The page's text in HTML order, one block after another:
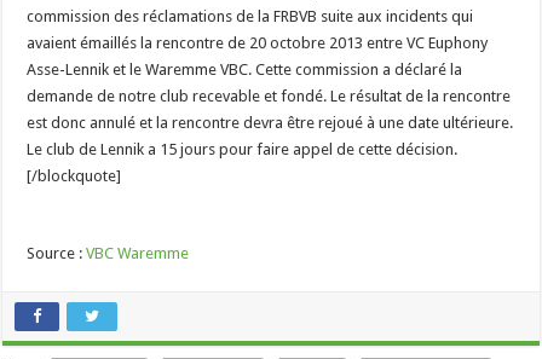
commission des réclamations de la FRBVB suite aux incidents qui
avaient émaillés la rencontre de 20 octobre 2013 entre VC Euphony
Asse-Lennik et le Waremme VBC. Cette commission a déclaré la
demande de notre club recevable et fondé. Le résultat de la rencontre
est donc annulé et la rencontre devra être rejoué à une date ultérieure.
Le club de Lennik a 15 jours pour faire appel de cette décision.
[/blockquote]
Source :VBC Waremme